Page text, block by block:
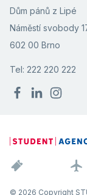
Dům pánů z Lipé
Náměstí svobody
602 00 Brno
Tel: 222 220 222
© 2026 Copyright